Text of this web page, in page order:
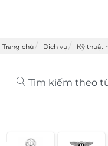
Trang chủ Dịch vụ Kỹ thuật
Tìm kiếm theo